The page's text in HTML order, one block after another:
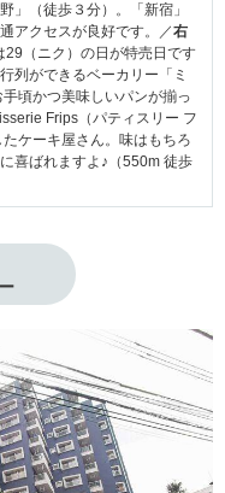
」（徒歩３分）。「新宿」
アクセスが良好です。／右
（ニク）の日が特売日です
列ができるベーカリー「ミ
頃かつ美味しいパンが揃っ
Frips（パティスリー フ
ケーキ屋さん。味はもちろ
喜ばれますよ♪（550m 徒歩